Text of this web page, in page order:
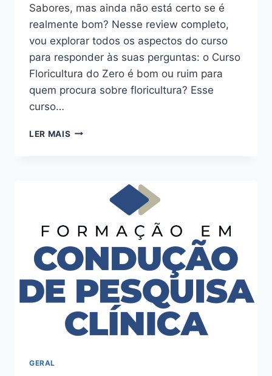
Sabores, mas ainda não está certo se é
realmente bom? Nesse review completo,
vou explorar todos os aspectos do curso
para responder às suas perguntas: o Curso
Floricultura do Zero é bom ou ruim para
quem procura sobre floricultura? Esse
curso…
LER MAIS CURSO
DO
CURSO
DA
VANILDA
FLORES
SABORES,
FUNCIONA
MESMO?
GERAL